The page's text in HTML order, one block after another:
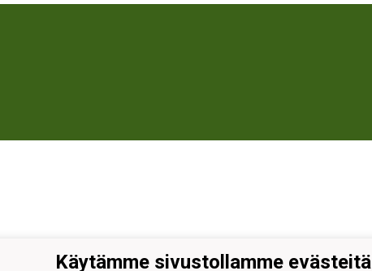
Käytämme sivustollamme evästeitä